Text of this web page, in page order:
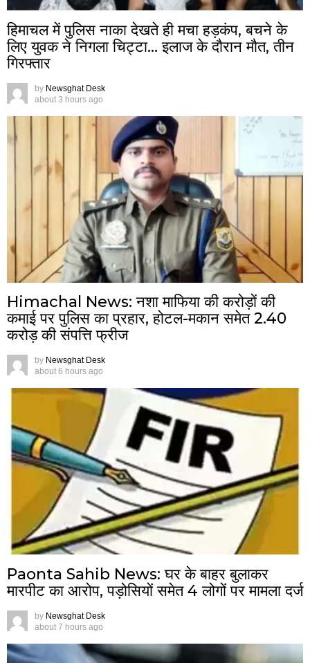
हिमाचल में पुलिस नाका देखते ही मचा हड़कंप, बचने के
लिए युवक ने निगला चिट्टा… इलाज के दौरान मौत, तीन
गिरफ्तार
by Newsghat Desk
about 3 hours ago
Himachal News: नशा माफिया की करोड़ों की
कमाई पर पुलिस का प्रहार, होटल-मकान समेत 2.40
करोड़ की संपत्ति फ्रीज
by Newsghat Desk
about 6 hours ago
Paonta Sahib News: घर के बाहर बुलाकर
मारपीट का आरोप, पड़ोसियों समेत 4 लोगों पर मामला दर्ज
by Newsghat Desk
about 7 hours ago